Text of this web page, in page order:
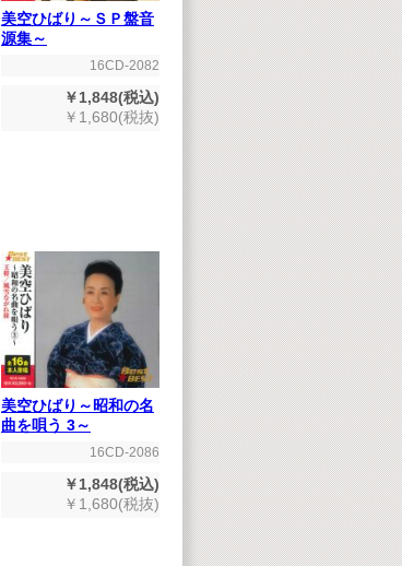
美空ひばり～ＳＰ盤音
源集～
16CD-2082
￥1,848(税込)
￥1,680(税抜)
美空ひばり～昭和の名
曲を唄う 3～
16CD-2086
￥1,848(税込)
￥1,680(税抜)